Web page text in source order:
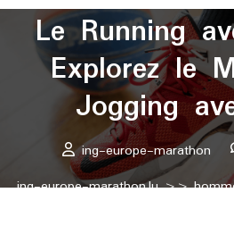
Le Running
Explorez le
Jogging
ing-europe-marathon
ing-europe-marathon.lu>>